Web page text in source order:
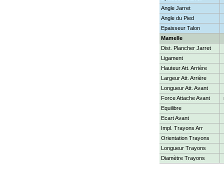
Angle Jarret
Angle du Pied
Epaisseur Talon
Mamelle
Dist. Plancher Jarret
Ligament
Hauteur Att. Arrière
Largeur Att. Arrière
Longueur Att. Avant
Force Attache Avant
Equilibre
Ecart Avant
Impl. Trayons Arr
Orientation Trayons
Longueur Trayons
Diamètre Trayons